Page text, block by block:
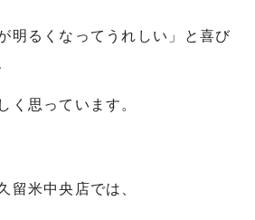
明るくなってうれしい」と喜び
く思っています。
留米中央店では、